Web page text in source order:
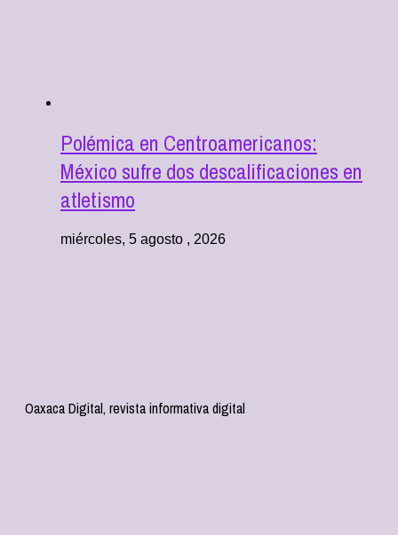
Polémica en Centroamericanos:
México sufre dos descalificaciones en
atletismo
miércoles, 5 agosto , 2026
Oaxaca Digital, revista informativa digital